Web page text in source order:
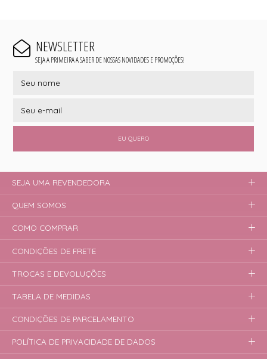
NEWSLETTER
SEJA A PRIMEIRA A SABER DE NOSSAS NOVIDADES E PROMOÇÕES!
EU QUERO
SEJA UMA REVENDEDORA
QUEM SOMOS
COMO COMPRAR
CONDIÇÕES DE FRETE
TROCAS E DEVOLUÇÕES
TABELA DE MEDIDAS
CONDIÇÕES DE PARCELAMENTO
POLÍTICA DE PRIVACIDADE DE DADOS